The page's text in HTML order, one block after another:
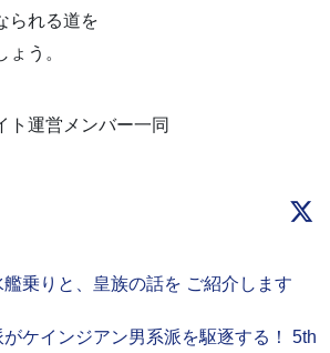
られる道を
う。
ト運営メンバー一同
乗りと、皇族の話を ご紹介します
ケインジアン男系派を駆逐する！ 5th